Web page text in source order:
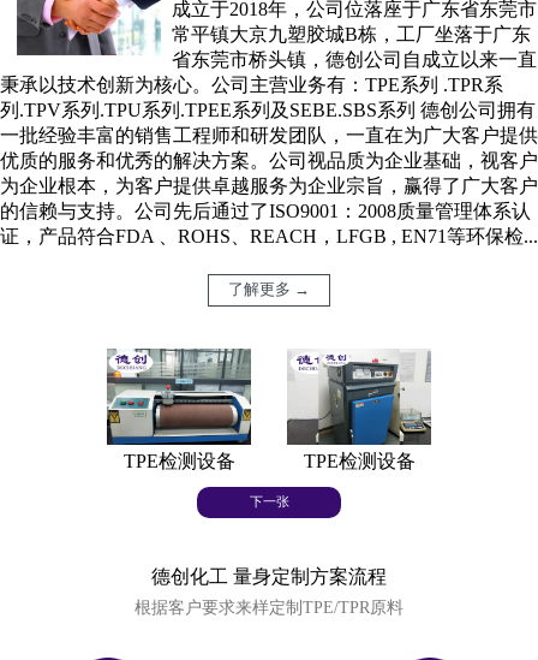
成立于2018年，公司位落座于广东省东莞市
常平镇大京九塑胶城B栋，工厂坐落于广东
省东莞市桥头镇，德创公司自成立以来一直
秉承以技术创新为核心。公司主营业务有：TPE系列 .TPR系
列.TPV系列.TPU系列.TPEE系列及SEBE.SBS系列 德创公司拥有
一批经验丰富的销售工程师和研发团队，一直在为广大客户提供
优质的服务和优秀的解决方案。公司视品质为企业基础，视客户
为企业根本，为客户提供卓越服务为企业宗旨，赢得了广大客户
的信赖与支持。公司先后通过了ISO9001：2008质量管理体系认
证，产品符合FDA 、ROHS、REACH，LFGB , EN71等环保检...
了解更多 →
TPE检测设备 TPE检测设备
下一张
德创化工 量身定制方案流程
根据客户要求来样定制TPE/TPR原料